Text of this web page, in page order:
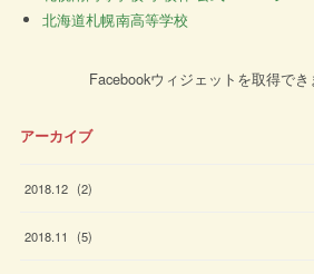
北海道札幌南高等学校
Facebookウィジェットを取得でき
アーカイブ
2018.12 (2)
2018.11 (5)